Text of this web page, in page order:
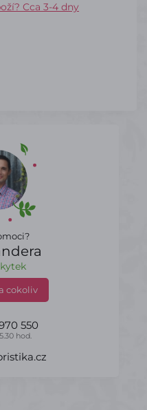
Cca 3-4 dny
cokoliv
550
hod.